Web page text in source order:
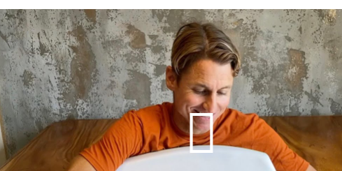
Play
Video